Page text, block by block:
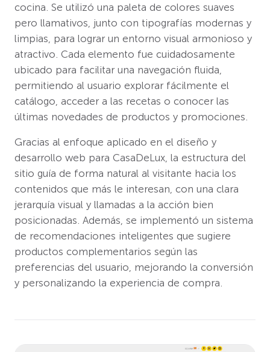
cocina. Se utilizó una paleta de colores suaves
pero llamativos, junto con tipografías modernas y
limpias, para lograr un entorno visual armonioso y
atractivo. Cada elemento fue cuidadosamente
ubicado para facilitar una navegación fluida,
permitiendo al usuario explorar fácilmente el
catálogo, acceder a las recetas o conocer las
últimas novedades de productos y promociones.
Gracias al enfoque aplicado en el diseño y
desarrollo web para CasaDeLux, la estructura del
sitio guía de forma natural al visitante hacia los
contenidos que más le interesan, con una clara
jerarquía visual y llamadas a la acción bien
posicionadas. Además, se implementó un sistema
de recomendaciones inteligentes que sugiere
productos complementarios según las
preferencias del usuario, mejorando la conversión
y personalizando la experiencia de compra.